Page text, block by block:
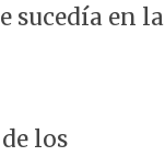
sucedía en la
los